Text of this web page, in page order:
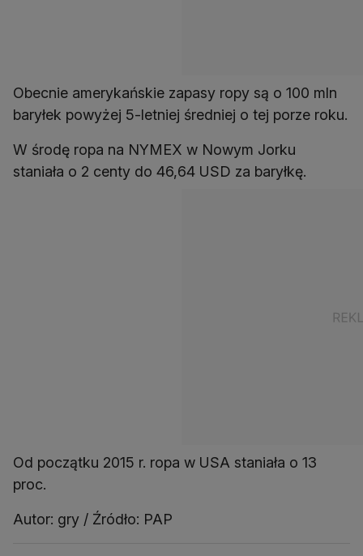
Obecnie amerykańskie zapasy ropy są o 100 mln
baryłek powyżej 5-letniej średniej o tej porze roku.
W środę ropa na NYMEX w Nowym Jorku
staniała o 2 centy do 46,64 USD za baryłkę.
Od początku 2015 r. ropa w USA staniała o 13
proc.
Autor: gry / Źródło: PAP